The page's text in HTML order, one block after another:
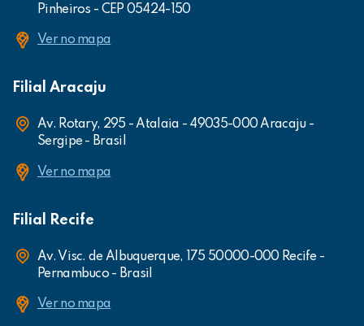
Pinheiros - CEP 05424-150
Ver no mapa
Filial Aracaju
Av. Rotary, 295 - Atalaia - 49035-000 Aracaju -
Sergipe - Brasil
Ver no mapa
Filial Recife
Av. Visc. de Albuquerque, 175 50000-000 Recife -
Pernambuco - Brasil
Ver no mapa